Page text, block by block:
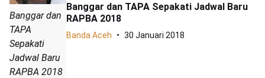
Banggar dan
TAPA
Sepakati
Jadwal Baru
RAPBA 2018
Banggar dan TAPA Sepakati Jadwal Baru
RAPBA 2018
Banda Aceh 30 Januari 2018